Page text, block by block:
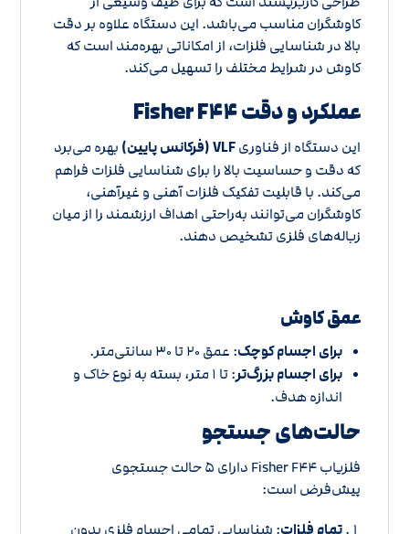
کاوشگران مناسب می‌باشد. این دستگاه علاوه بر دقت
بالا در شناسایی فلزات، از امکاناتی بهره‌مند است که
کاوش در شرایط مختلف را تسهیل می‌کند.
عملکرد و دقت Fisher F۴۴
این دستگاه از فناوریVLF (فرکانس پایین)
بهره می‌برد
که دقت و حساسیت بالا را برای شناسایی فلزات فراهم
می‌کند. با قابلیت تفکیک فلزات آهنی و غیرآهنی،
کاوشگران می‌توانند به‌راحتی اهداف ارزشمند را از میان
زباله‌های فلزی تشخیص دهند.
عمق کاوش
برای اجسام کوچک: عمق ۲۰ تا ۳۰ سانتی‌متر.
برای اجسام بزرگ‌تر
: تا ۱ متر، بسته به نوع خاک و
اندازه هدف.
حالت‌های جستجو
فلزیاب Fisher F۴۴ دارای ۵ حالت جستجوی
پیش‌فرض است:
: شناسایی تمامی اجسام فلزی بدون